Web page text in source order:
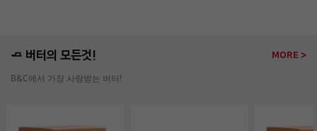
🧈 버터의 모든것! MORE >
B&C에서 가장 사랑받는 버터!